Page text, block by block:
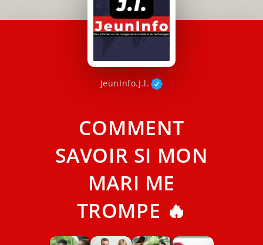
JeunInfo.J.l.
COMMENT
SAVOIR SI MON
MARI ME
TROMPE 🔥